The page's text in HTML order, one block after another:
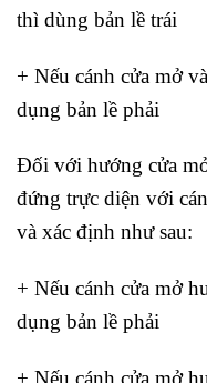
thì dùng bản lề trái
+ Nếu cánh cửa mở
dụng bản lề phải
Đối với hướng cửa
đứng trực diện với
và xác định như sau:
+ Nếu cánh cửa mở
dụng bản lề phải
+ Nếu cánh cửa mở